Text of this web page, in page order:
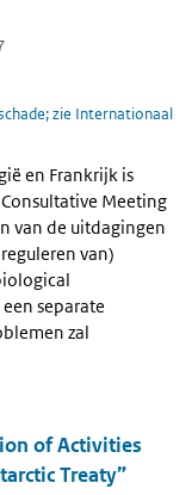
zie Internationaal
en Frankrijk is
Meeting
van de uitdagingen
van)
separate
zal
of Activities
Treaty”